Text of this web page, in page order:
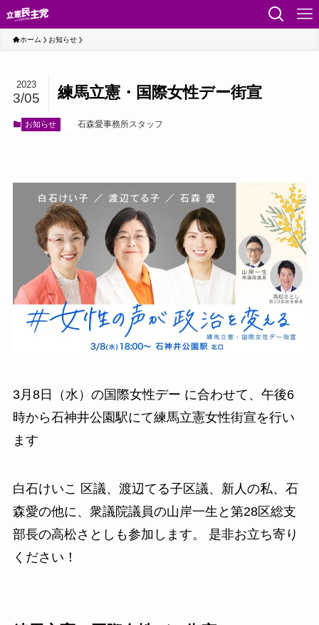
ホーム お知らせ
練馬立憲・国際女性デー街宣
2023
3/05
お知らせ 石森愛事務所スタッフ
3月8日（水）の国際女性デー に合わせて、午後6
時から石神井公園駅にて練馬立憲女性街宣を行い
ます
白石けいこ 区議、渡辺てる子区議、新人の私、石
森愛の他に、衆議院議員の山岸一生と第28区総支
部長の高松さとしも参加します。 是非お立ち寄り
ください！